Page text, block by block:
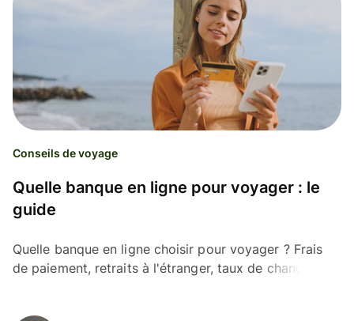
Conseils de voyage
Quelle banque en ligne pour voyager : le
guide
Quelle banque en ligne choisir pour voyager ? Frais
de paiement, retraits à l'étranger, taux de change :